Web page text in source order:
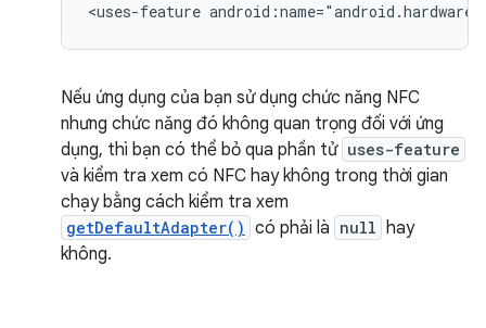
<uses-feature
Nếu ứng dụng của bạn sử dụng chức năng NFC
nhưng chức năng đó không quan trọng đối với ứng
dụng, thì bạn có thể bỏ qua phần tử uses-feature
và kiểm tra xem có NFC hay không trong thời gian
chạy bằng cách kiểm tra xem
getDefaultAdapter() có phải là null hay
không.